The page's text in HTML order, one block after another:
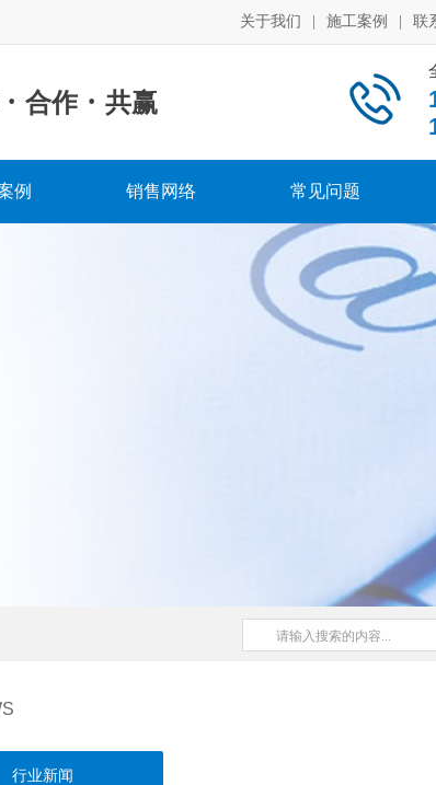
关于我们 施工案例 联
· 合作 · 共赢
例 销售网络 常见问题
行业新闻